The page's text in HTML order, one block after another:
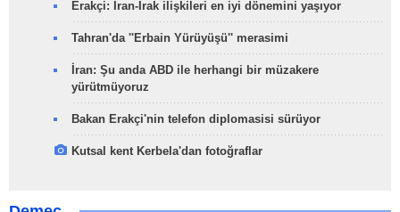
Erakçi: İran-Irak ilişkileri en iyi dönemini yaşıyor
Tahran'da ''Erbain Yürüyüşü'' merasimi
İran: Şu anda ABD ile herhangi bir müzakere
yürütmüyoruz
Bakan Erakçi'nin telefon diplomasisi sürüyor
Kutsal kent Kerbela'dan fotoğraflar